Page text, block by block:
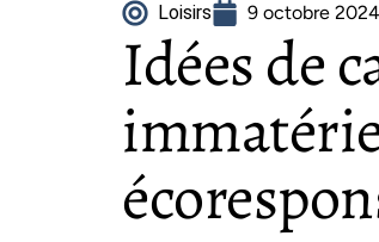
Loisirs 9 octobre 2024
Idées de